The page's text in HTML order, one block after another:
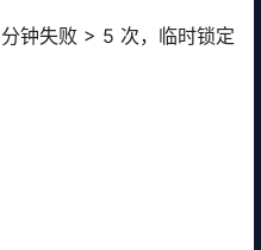
钟失败 > 5 次，临时锁定